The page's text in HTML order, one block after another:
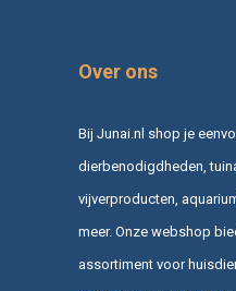
Over ons
Bij Junai.nl shop je
dierbenodigdheden,
vijverproducten,
meer. Onze webshop
assortiment voor